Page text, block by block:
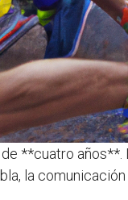
**cuatro
la comunicación